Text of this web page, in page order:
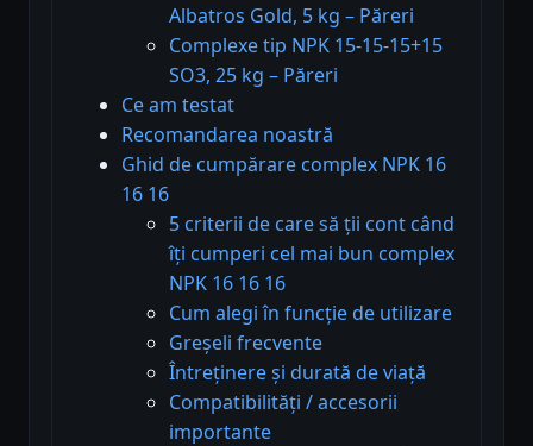
Albatros Gold, 5 kg – Păreri
Complexe tip NPK 15-15-15+15
SO3, 25 kg – Păreri
Ce am testat
Recomandarea noastră
Ghid de cumpărare complex NPK 16
16 16
5 criterii de care să ții cont când
îți cumperi cel mai bun complex
NPK 16 16 16
Cum alegi în funcție de utilizare
Greșeli frecvente
Întreținere și durată de viață
Compatibilități / accesorii
importante